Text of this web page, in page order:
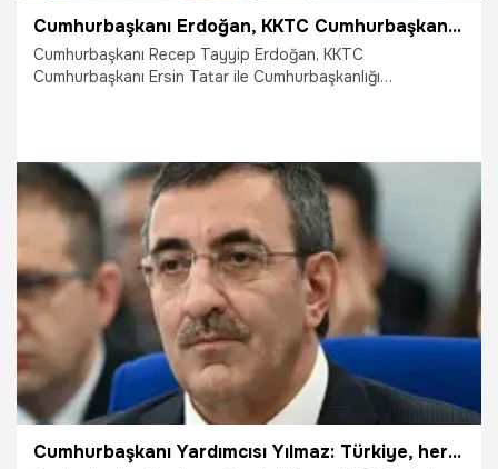
Cumhurbaşkanı Erdoğan, KKTC Cumhurbaşkanı Tatar ile görüştü
Cumhurbaşkanı Recep Tayyip Erdoğan, KKTC
Cumhurbaşkanı Ersin Tatar ile Cumhurbaşkanlığı
Gündem
Cumhurbaşkanı Yardımcısı Yılmaz: Türkiye, her daim KKTC’nin yanında duracak